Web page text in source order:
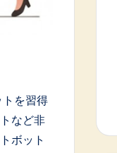
を習得
など非
ボット